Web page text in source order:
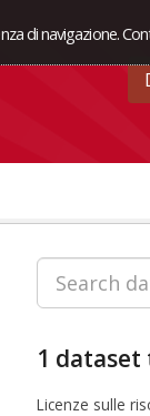
di navigazione.
1
Licenze sulle